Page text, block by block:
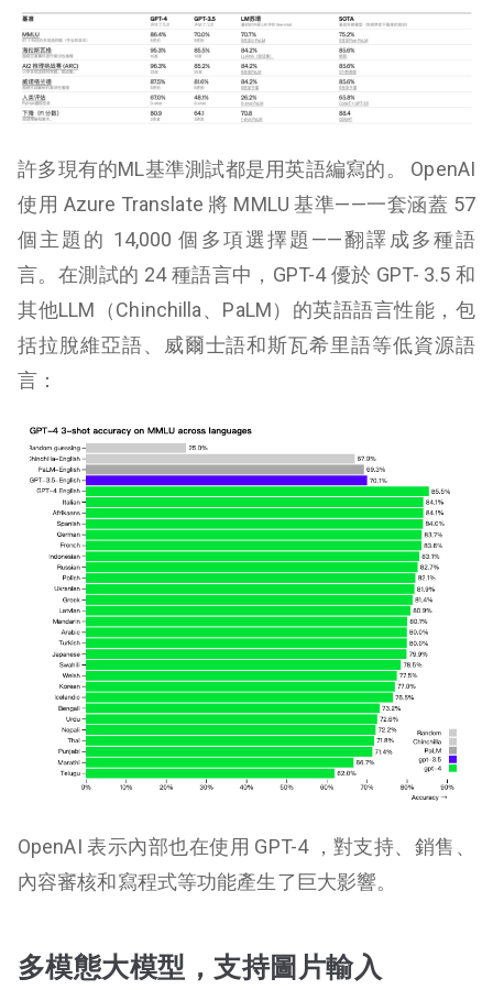
許多現有的ML基準測試都是用英語編寫的。 OpenAI
使用 Azure Translate 將 MMLU 基準——一套涵蓋 57
個主題的 14,000 個多項選擇題——翻譯成多種語
言。在測試的 24 種語言中，GPT-4 優於 GPT- 3.5 和
其他LLM（Chinchilla、PaLM）的英語語言性能，包
括拉脫維亞語、威爾士語和斯瓦希里語等低資源語
言：
OpenAI 表示內部也在使用 GPT-4 ，對支持、銷售、
內容審核和寫程式等功能產生了巨大影響。
多模態大模型，支持圖片輸入